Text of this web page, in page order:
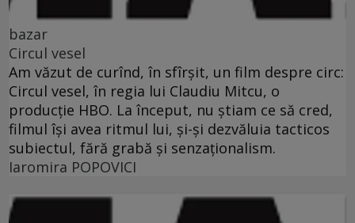
bazar
Circul vesel
Am văzut de curînd, în sfîrşit, un film despre circ:
Circul vesel, în regia lui Claudiu Mitcu, o
producţie HBO. La început, nu ştiam ce să cred,
filmul îşi avea ritmul lui, şi-şi dezvăluia tacticos
subiectul, fără grabă şi senzaţionalism.
Iaromira POPOVICI